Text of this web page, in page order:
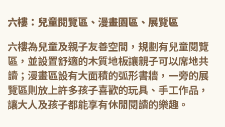
六樓：兒童閱覽區、漫畫園區、展覽區
六樓為兒童及親子友善空間，規劃有兒童閱覽
區，並設置舒適的木質地板讓親子可以席地共
讀；漫畫區設有大面積的弧形書牆，一旁的展
覽區則放上許多孩子喜歡的玩具、手工作品，
讓大人及孩子都能享有休閒閱讀的樂趣。